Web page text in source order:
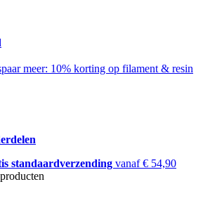
meer: ​​10% korting op filament & resin
standaardverzending vanaf € 54,90